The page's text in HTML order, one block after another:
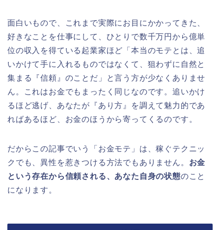
面白いもので、これまで実際にお目にかかってきた、
好きなことを仕事にして、ひとりで数千万円から億単
位の収入を得ている起業家ほど「本当のモテとは、追
いかけて手に入れるものではなくて、狙わずに自然と
集まる『信頼』のことだ」と言う方が少なくありませ
ん。これはお金でもまったく同じなのです。追いかけ
るほど逃げ、あなたが『あり方』を調えて魅力的であ
ればあるほど、お金のほうから寄ってくるのです。
だからこの記事でいう「お金モテ」は、稼ぐテクニッ
クでも、異性を惹きつける方法でもありません。 お金
という存在から信頼される、あなた自身の状態のこと
になります。